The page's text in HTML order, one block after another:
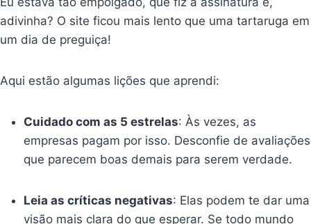
adivinha? O site ficou mais lento que uma tartaruga em
um dia de preguiça!
Aqui estão algumas lições que aprendi:
Cuidado com as 5 estrelas: Às vezes, as
empresas pagam por isso. Desconfie de avaliações
que parecem boas demais para serem verdade.
Leia as críticas negativas: Elas podem te dar uma
visão mais clara do que esperar. Se todo mundo